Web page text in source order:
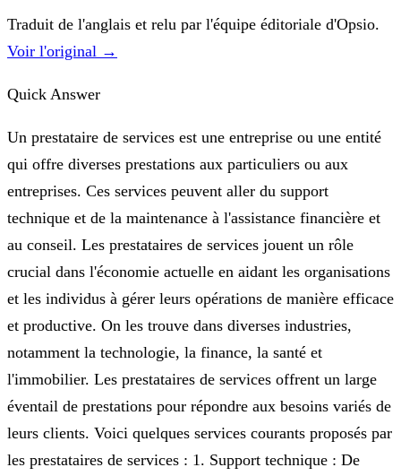
Traduit de l'anglais et relu par l'équipe éditoriale d'Opsio.
Voir l'original →
Quick Answer
Un prestataire de services est une entreprise ou une entité
qui offre diverses prestations aux particuliers ou aux
entreprises. Ces services peuvent aller du support
technique et de la maintenance à l'assistance financière et
au conseil. Les prestataires de services jouent un rôle
crucial dans l'économie actuelle en aidant les organisations
et les individus à gérer leurs opérations de manière efficace
et productive. On les trouve dans diverses industries,
notamment la technologie, la finance, la santé et
l'immobilier. Les prestataires de services offrent un large
éventail de prestations pour répondre aux besoins variés de
leurs clients. Voici quelques services courants proposés par
les prestataires de services : 1. Support technique : De